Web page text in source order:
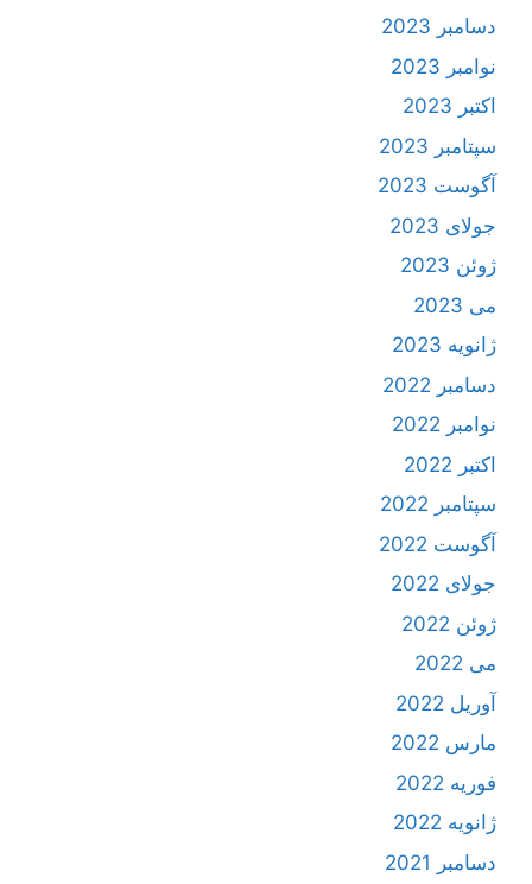
دسامبر 2023
نوامبر 2023
اکتبر 2023
سپتامبر 2023
آگوست 2023
جولای 2023
ژوئن 2023
می 2023
ژانویه 2023
دسامبر 2022
نوامبر 2022
اکتبر 2022
سپتامبر 2022
آگوست 2022
جولای 2022
ژوئن 2022
می 2022
آوریل 2022
مارس 2022
فوریه 2022
ژانویه 2022
دسامبر 2021